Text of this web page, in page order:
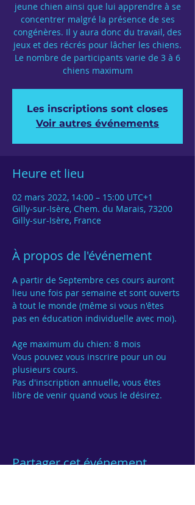
jeune chien ainsi que lui apprendre à se
concentrer malgré la présence de ses
congénères. Il y aura donc du travail, des
jeux et des récrés pour lâcher les chiens.
Le nombre de participants varie de 3 à 6
chiens maximum
Les inscriptions sont closes
Voir autres événements
Heure et lieu
02 mars 2022, 14:00 – 15:00 UTC+1
Gilly-sur-Isère, Chem. du Marais, 73200
Gilly-sur-Isère, France
À propos de l'événement
A partir de Septembre ces cours auront
lieu une fois par semaine et sont ouverts
à tout le monde (même si vous n'êtes
pas en éducation individuelle avec moi).
Age maximum du chien: 8 mois
Vous pouvez vous inscrire pour un ou
Pas d'inscription annuelle, vous êtes
Partager cet événement